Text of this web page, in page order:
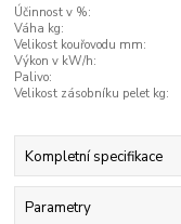
Účinnost v %:
Váha kg:
Velikost kouřovodu mm:
Výkon v kW/h:
Palivo:
Velikost zásobníku pelet kg:
Kompletní specifikace
Parametry